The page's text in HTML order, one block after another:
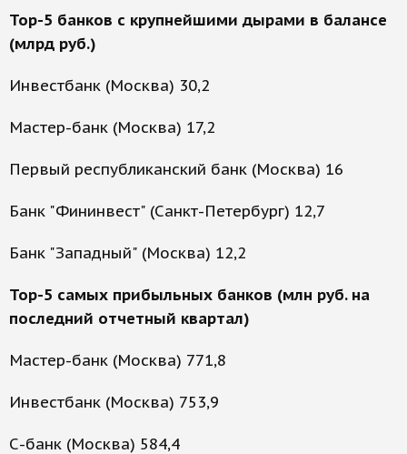
Top-5 банков с крупнейшими дырами в балансе
(млрд руб.)
Инвестбанк (Москва) 30,2
Мастер-банк (Москва) 17,2
Первый республиканский банк (Москва) 16
Банк "Фининвест" (Санкт-Петербург) 12,7
Банк "Западный" (Москва) 12,2
Top-5 самых прибыльных банков (млн руб. на
последний отчетный квартал)
Мастер-банк (Москва) 771,8
Инвестбанк (Москва) 753,9
С-банк (Москва) 584,4